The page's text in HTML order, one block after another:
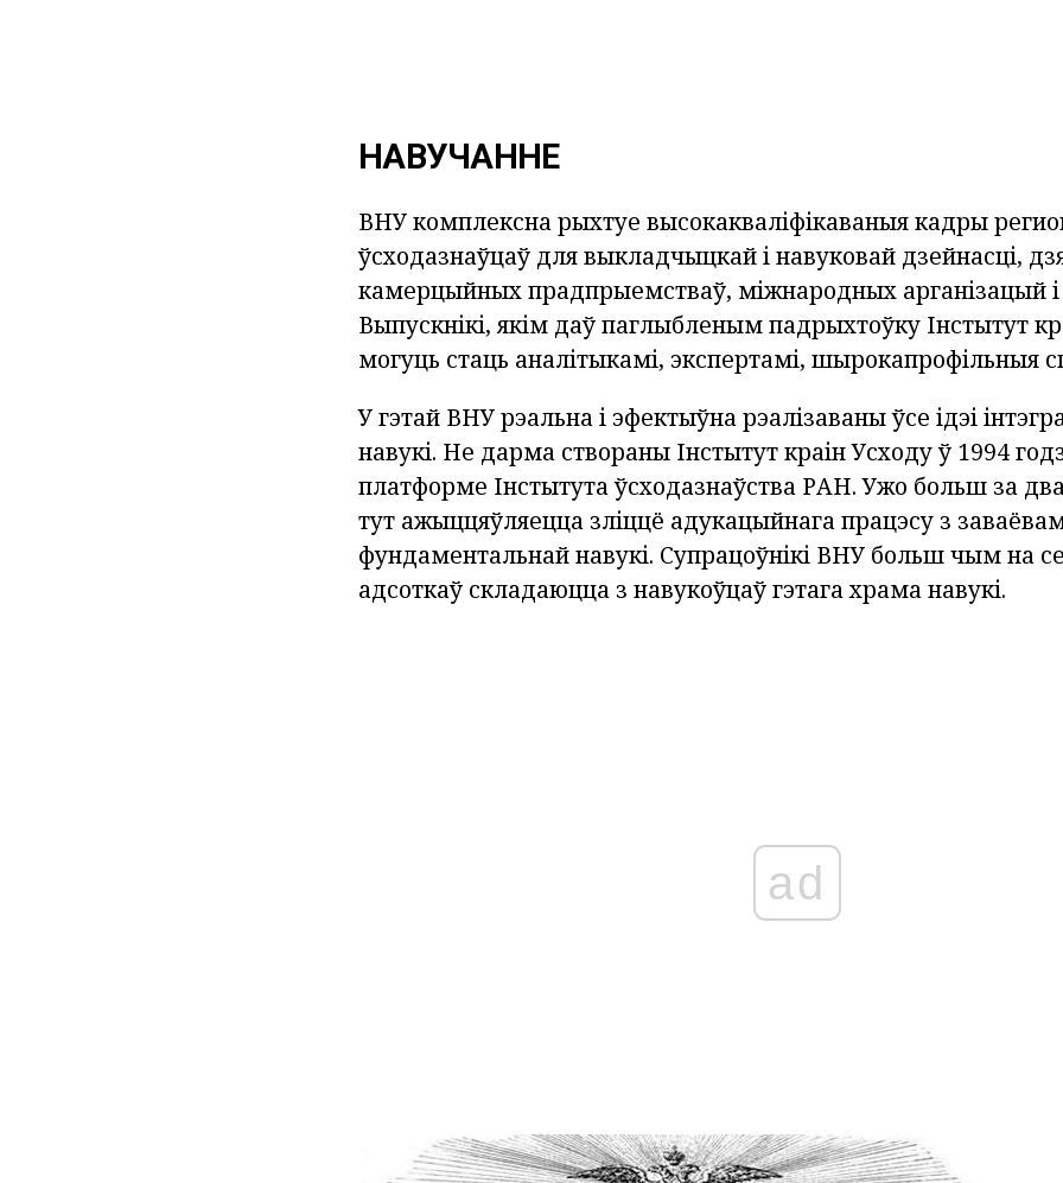
НАВУЧАННЕ
ВНУ комплексна рыхтуе высокакваліфікаваныя кадры
ўсходазнаўцаў для выкладчыцкай і навуковай дзейнасці,
камерцыйных прадпрыемстваў, міжнародных арганізацый і
Выпускнікі, якім даў паглыбленым падрыхтоўку Інстытут
могуць стаць аналітыкамі, экспертамі, шырокапрофільныя
У гэтай ВНУ рэальна і эфектыўна рэалізаваны ўсе ідэі
навукі. Не дарма створаны Інстытут краін Усходу ў 1994
платформе Інстытута ўсходазнаўства РАН. Ужо больш за
тут ажыццяўляецца зліццё адукацыйнага працэсу з
фундаментальнай навукі. Супрацоўнікі ВНУ больш чым на
адсоткаў складаюцца з навукоўцаў гэтага храма навукі.
ad